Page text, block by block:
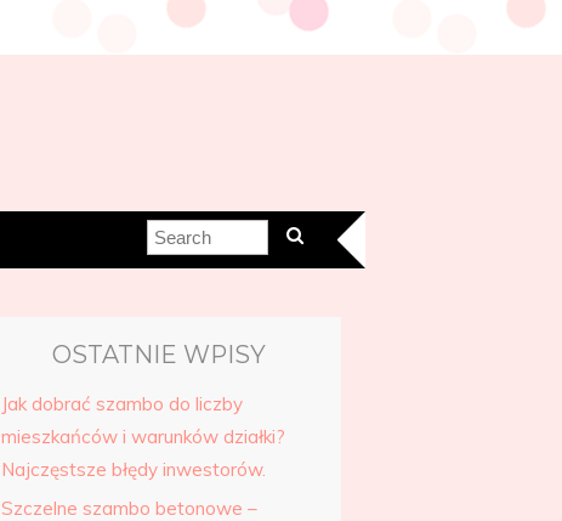
OSTATNIE WPISY
Jak dobrać szambo do liczby
mieszkańców i warunków działki?
Najczęstsze błędy inwestorów.
Szczelne szambo betonowe –